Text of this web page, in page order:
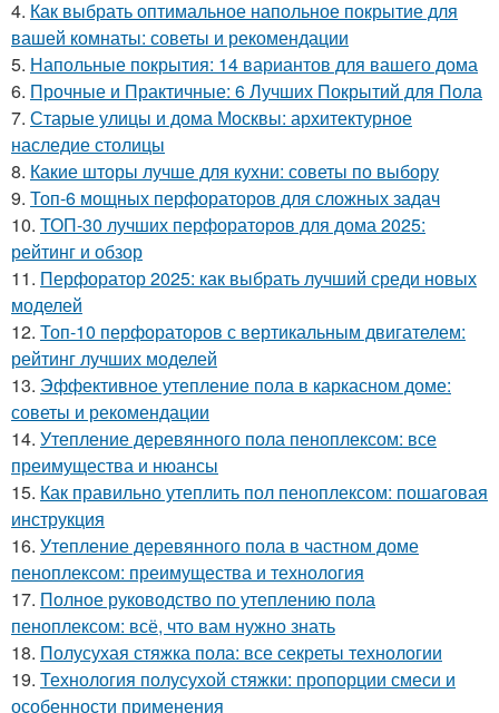
4. Как выбрать оптимальное напольное покрытие для
вашей комнаты: советы и рекомендации
5. Напольные покрытия: 14 вариантов для вашего дома
6. Прочные и Практичные: 6 Лучших Покрытий для Пола
7. Старые улицы и дома Москвы: архитектурное
наследие столицы
8. Какие шторы лучше для кухни: советы по выбору
9. Топ-6 мощных перфораторов для сложных задач
10. ТОП-30 лучших перфораторов для дома 2025:
рейтинг и обзор
11. Перфоратор 2025: как выбрать лучший среди новых
моделей
12. Топ-10 перфораторов с вертикальным двигателем:
рейтинг лучших моделей
13. Эффективное утепление пола в каркасном доме:
советы и рекомендации
14. Утепление деревянного пола пеноплексом: все
преимущества и нюансы
15. Как правильно утеплить пол пеноплексом: пошаговая
инструкция
16. Утепление деревянного пола в частном доме
пеноплексом: преимущества и технология
17. Полное руководство по утеплению пола
пеноплексом: всё, что вам нужно знать
18. Полусухая стяжка пола: все секреты технологии
19. Технология полусухой стяжки: пропорции смеси и
особенности применения